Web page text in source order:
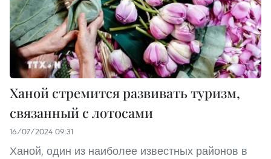
Ханой стремится развивать туризм,
связанный с лотосами
16/07/2024 09:31
Ханой, один из наиболее известных районов в